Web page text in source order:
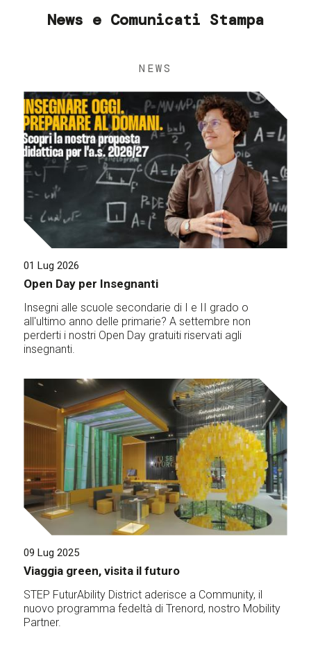
News e Comunicati Stampa
NEWS
01 Lug 2026
Open Day per Insegnanti
Insegni alle scuole secondarie di I e II grado o
all'ultimo anno delle primarie? A settembre non
perderti i nostri Open Day gratuiti riservati agli
insegnanti.
09 Lug 2025
Viaggia green, visita il futuro
STEP FuturAbility District aderisce a Community, il
nuovo programma fedeltà di Trenord, nostro Mobility
Partner.